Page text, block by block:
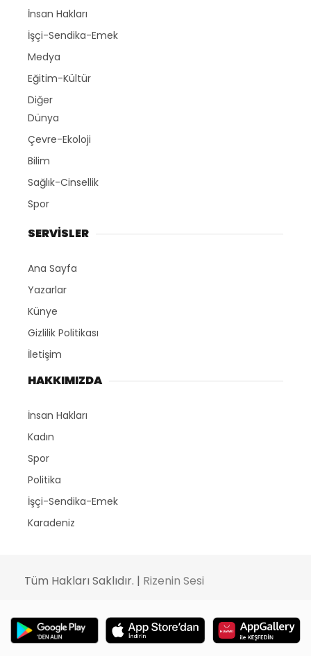
İnsan Hakları
İşçi-Sendika-Emek
Medya
Eğitim-Kültür
Diğer
Dünya
Çevre-Ekoloji
Bilim
Sağlık-Cinsellik
Spor
SERVİSLER
Ana Sayfa
Yazarlar
Künye
Gizlilik Politikası
İletişim
HAKKIMIZDA
İnsan Hakları
Kadın
Spor
Politika
İşçi-Sendika-Emek
Karadeniz
Tüm Hakları Saklıdır. | Rizenin Sesi